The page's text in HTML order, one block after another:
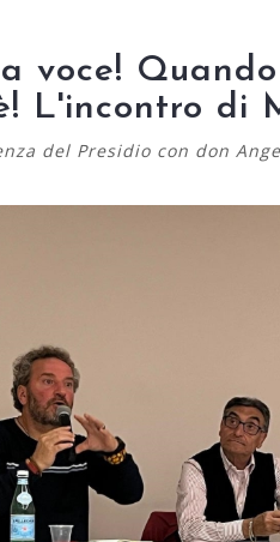
voce!
L'incontro di
del Presidio con don